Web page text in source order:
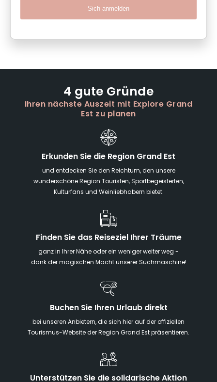
Sich anmelden
4 gute Gründe
Ihren nächste Auszeit mit Explore Grand
Est zu planen
Erkunden Sie die Region Grand Est
und entdecken Sie den Reichtum, den unsere
wunderschöne Region Touristen, Sportbegeisterten,
Kulturfans und Weinliebhabern bietet.
Finden Sie das Reiseziel Ihrer Träume
ganz in Ihrer Nähe oder ein weniger weiter weg -
dank der magischen Macht unserer Suchmaschine!
Buchen Sie Ihren Urlaub direkt
bei unseren Anbietern, die sich hier auf der offiziellen
Tourismus-Website der Region Grand Est präsentieren.
Unterstützen Sie die solidarische Aktion